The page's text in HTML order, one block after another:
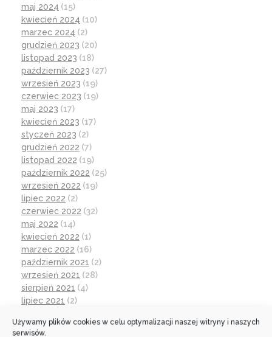
Używamy plików cookies w celu optymalizacji naszej witryny i naszych
serwisów.
maj 2024 (15)
kwiecień 2024 (10)
marzec 2024 (2)
grudzień 2023 (20)
listopad 2023 (18)
październik 2023 (27)
wrzesień 2023 (19)
czerwiec 2023 (19)
maj 2023 (17)
kwiecień 2023 (17)
styczeń 2023 (2)
grudzień 2022 (7)
listopad 2022 (19)
październik 2022 (25)
wrzesień 2022 (19)
lipiec 2022 (2)
czerwiec 2022 (32)
maj 2022 (14)
kwiecień 2022 (1)
marzec 2022 (16)
październik 2021 (2)
wrzesień 2021 (28)
sierpień 2021 (4)
lipiec 2021 (2)
wrzesień 2020(23)